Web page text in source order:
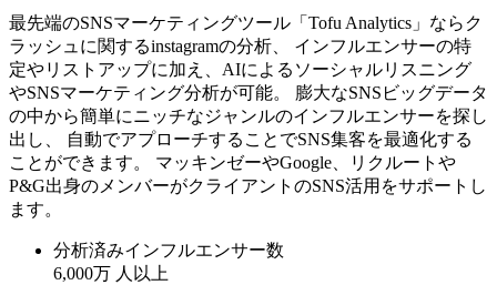
最先端のSNSマーケティングツール「Tofu Analytics」ならク
ラッシュに関するinstagramの分析、 インフルエンサーの特
定やリストアップに加え、AIによるソーシャルリスニング
やSNSマーケティング分析が可能。 膨大なSNSビッグデータ
の中から簡単にニッチなジャンルのインフルエンサーを探し
出し、 自動でアプローチすることでSNS集客を最適化する
ことができます。 マッキンゼーやGoogle、リクルートや
P&G出身のメンバーがクライアントのSNS活用をサポートし
ます。
分析済みインフルエンサー数
6,000万 人以上